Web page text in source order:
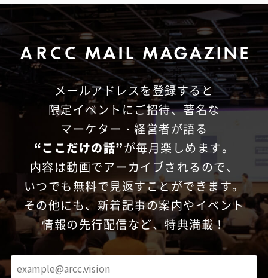
メールアドレスを登録すると
限定イベントにご招待、著名な
マーケター・経営者が語る
“ここだけの話”が毎月楽しめます。
内容は動画でアーカイブされるので、
いつでも無料で見返すことができます。
その他にも、新着記事の案内やイベント
情報の先行配信など、特典満載！